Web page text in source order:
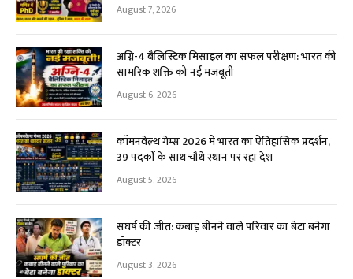
August 7, 2026
अग्नि-4 बैलिस्टिक मिसाइल का सफल परीक्षण: भारत की
सामरिक शक्ति को नई मजबूती
August 6, 2026
कॉमनवेल्थ गेम्स 2026 में भारत का ऐतिहासिक प्रदर्शन,
39 पदकों के साथ चौथे स्थान पर रहा देश
August 5, 2026
संघर्ष की जीत: कबाड़ बीनने वाले परिवार का बेटा बनेगा
डॉक्टर
August 3, 2026